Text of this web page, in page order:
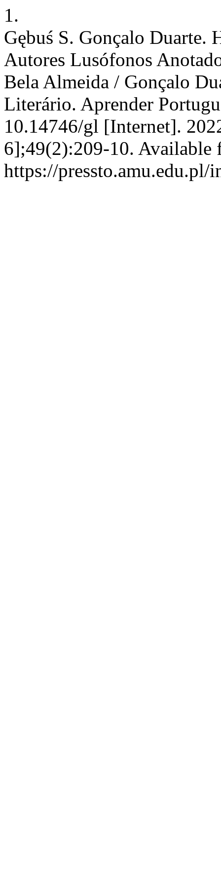
1.
Gębuś S. Gonçalo Duarte.
Autores Lusófonos
Bela Almeida / Gonçalo
Literário. Aprender
10.14746/gl [Internet].
6];49(2):209-10. Available
https://